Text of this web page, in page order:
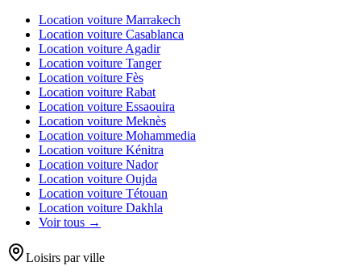
Location voiture Marrakech
Location voiture Casablanca
Location voiture Agadir
Location voiture Tanger
Location voiture Fès
Location voiture Rabat
Location voiture Essaouira
Location voiture Meknès
Location voiture Mohammedia
Location voiture Kénitra
Location voiture Nador
Location voiture Oujda
Location voiture Tétouan
Location voiture Dakhla
Voir tous →
Loisirs par ville